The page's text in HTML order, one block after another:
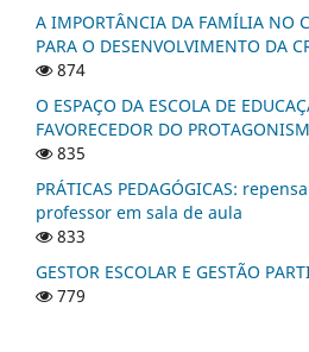
A IMPORTÂNCIA DA FAMÍLIA NO
PARA O DESENVOLVIMENTO DA
874
O ESPAÇO DA ESCOLA DE
FAVORECEDOR DO
835
PRÁTICAS PEDAGÓGICAS:
professor em sala de aula
833
GESTOR ESCOLAR E GESTÃO
779